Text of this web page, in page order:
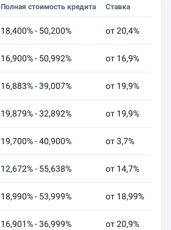
Полная стоимость кредита Ставка
18,400% - 50,200% от 20,4%
16,900% - 50,992% от 16,9%
16,883% - 39,007% от 19,9%
19,879% - 32,892% от 19,9%
19,700% - 40,900% от 3,7%
12,672% - 55,638% от 14,7%
18,990% - 53,999% от 18,99%
16,901% - 36,999% от 20,9%